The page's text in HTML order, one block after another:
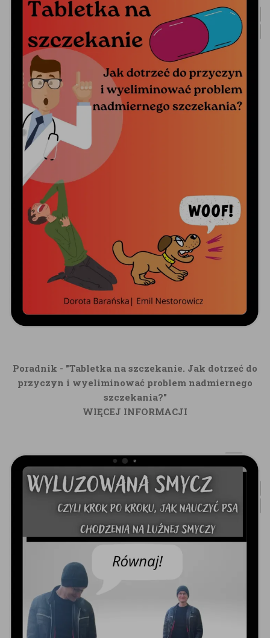
Poradnik - "Tabletka na szczekanie. Jak dotrzeć do
przyczyn i wyeliminować problem nadmiernego
szczekania?"
WIĘCEJ INFORMACJI